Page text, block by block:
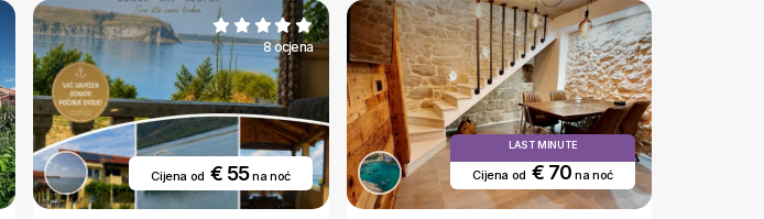
8 ocjena
Cijena od € 55na noć
LAST MINUTE
Cijena od € 70na noć